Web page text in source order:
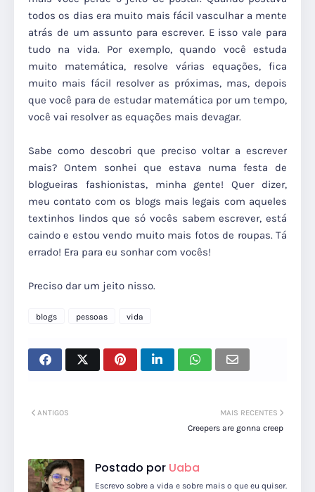
todos os dias era muito mais fácil vasculhar a mente
atrás de um assunto para escrever. E isso vale para
tudo na vida. Por exemplo, quando você estuda
muito matemática, resolve várias equações, fica
muito mais fácil resolver as próximas, mas, depois
que você para de estudar matemática por um tempo,
você vai resolver as equações mais devagar.
Sabe como descobri que preciso voltar a escrever
mais? Ontem sonhei que estava numa festa de
blogueiras fashionistas, minha gente! Quer dizer,
meu contato com os blogs mais legais com aqueles
textinhos lindos que só vocês sabem escrever, está
caindo e estou vendo muito mais fotos de roupas. Tá
errado! Era para eu sonhar com vocês!
Preciso dar um jeito nisso.
blogs pessoas vida
MAIS RECENTES
Creepers are gonna creep
ANTIGOS
Postado por Uaba
Escrevo sobre a vida e sobre mais o que eu quiser.